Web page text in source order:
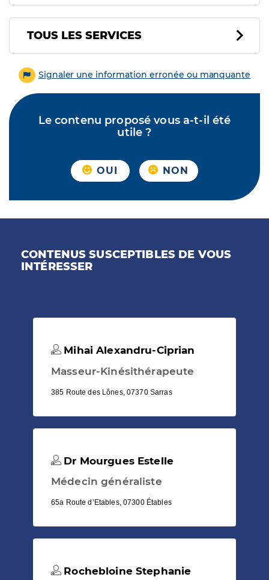
Tous les services
TOUS LES SERVICES
Signaler une information erronée ou manquante
Le contenu proposé vous a-t-il été
utile ?
OUI NON
CONTENUS SUSCEPTIBLES DE VOUS
INTÉRESSER
Mihai Alexandru-Ciprian
Masseur-Kinésithérapeute
385 Route des Lônes, 07370 Sarras
Dr Mourgues Estelle
Médecin généraliste
65a Route d’Etables, 07300 Étables
Rochebloine Stephanie